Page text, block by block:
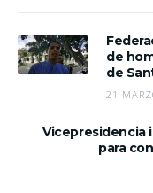
de
de
21
Vicepresidencia
para